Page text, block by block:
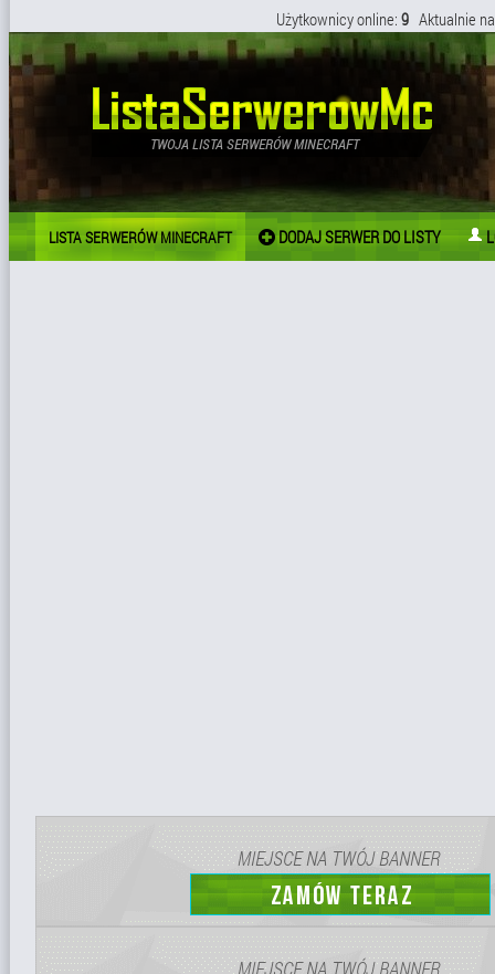
Użytkownicy online: 9 Aktualnie
LISTA SERWERÓW MINECRAFT DODAJ SERWER DO LISTY